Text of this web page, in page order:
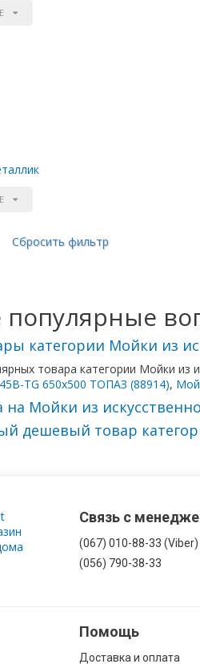
Сбросить фильтр
категории Мойки из
товара категории Мойки из
45B-TG 650х500 ТОПАЗ (88914),
на Мойки из
дешевый товар
Связь с
(067) 010-88-33 (Viber)
(056) 790-38-33
Помощь
Доставка и оплата